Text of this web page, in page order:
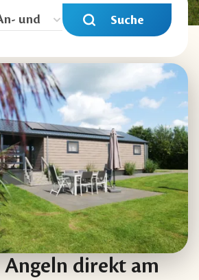
Suche
Angeln direkt am